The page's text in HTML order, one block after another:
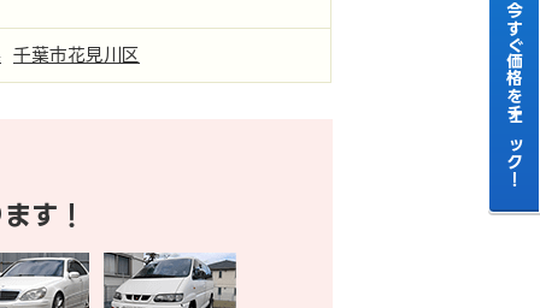
千葉市花見川区
す！
今すぐ価格をチェック！